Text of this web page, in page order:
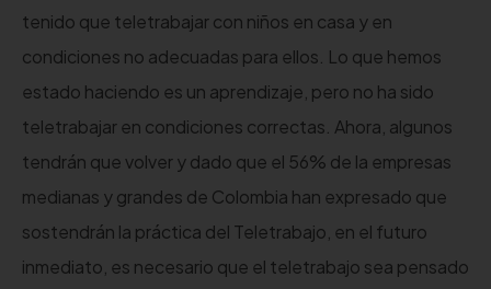
tenido que teletrabajar con niños en casa y en
condiciones no adecuadas para ellos. Lo que hemos
estado haciendo es un aprendizaje, pero no ha sido
teletrabajar en condiciones correctas. Ahora, algunos
tendrán que volver y dado que el 56% de la empresas
medianas y grandes de Colombia han expresado que
sostendrán la práctica del Teletrabajo, en el futuro
inmediato, es necesario que el teletrabajo sea pensado